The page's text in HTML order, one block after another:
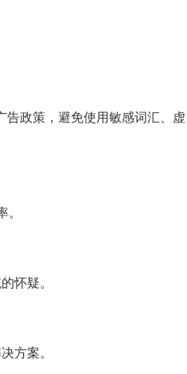
政策，避免使用敏感词汇、虚
怀疑。
方案。